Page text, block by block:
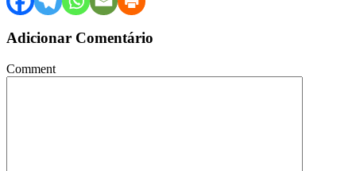
Adicionar Comentário
Comment